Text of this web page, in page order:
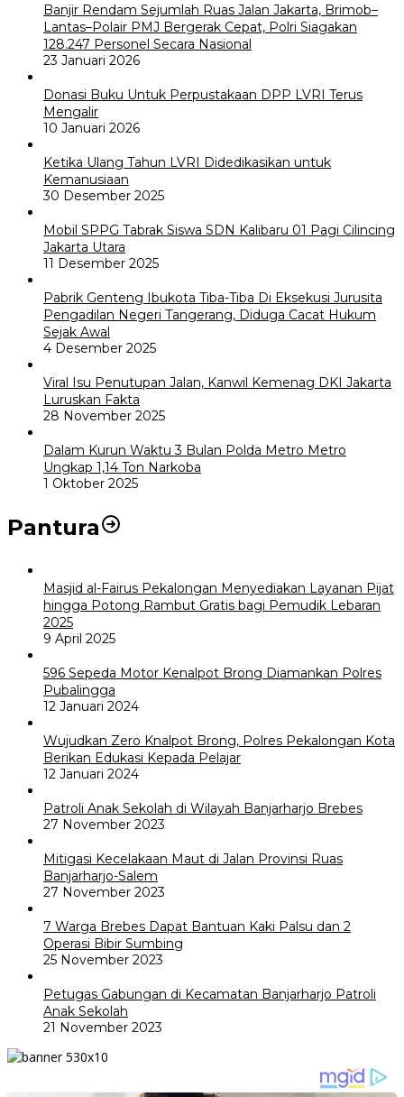
Banjir Rendam Sejumlah Ruas Jalan Jakarta, Brimob–
Lantas–Polair PMJ Bergerak Cepat, Polri Siagakan
128.247 Personel Secara Nasional
23 Januari 2026
Donasi Buku Untuk Perpustakaan DPP LVRI Terus
Mengalir
10 Januari 2026
Ketika Ulang Tahun LVRI Didedikasikan untuk
Kemanusiaan
30 Desember 2025
Mobil SPPG Tabrak Siswa SDN Kalibaru 01 Pagi Cilincing
Jakarta Utara
11 Desember 2025
Pabrik Genteng Ibukota Tiba-Tiba Di Eksekusi Jurusita
Pengadilan Negeri Tangerang, Diduga Cacat Hukum
Sejak Awal
4 Desember 2025
Viral Isu Penutupan Jalan, Kanwil Kemenag DKI Jakarta
Luruskan Fakta
28 November 2025
Dalam Kurun Waktu 3 Bulan Polda Metro Metro
Ungkap 1,14 Ton Narkoba
1 Oktober 2025
Pantura
Masjid al-Fairus Pekalongan Menyediakan Layanan Pijat
hingga Potong Rambut Gratis bagi Pemudik Lebaran
2025
9 April 2025
596 Sepeda Motor Kenalpot Brong Diamankan Polres
Pubalingga
12 Januari 2024
Wujudkan Zero Knalpot Brong, Polres Pekalongan Kota
Berikan Edukasi Kepada Pelajar
12 Januari 2024
Patroli Anak Sekolah di Wilayah Banjarharjo Brebes
27 November 2023
Mitigasi Kecelakaan Maut di Jalan Provinsi Ruas
Banjarharjo-Salem
27 November 2023
7 Warga Brebes Dapat Bantuan Kaki Palsu dan 2
Operasi Bibir Sumbing
25 November 2023
Petugas Gabungan di Kecamatan Banjarharjo Patroli
Anak Sekolah
21 November 2023